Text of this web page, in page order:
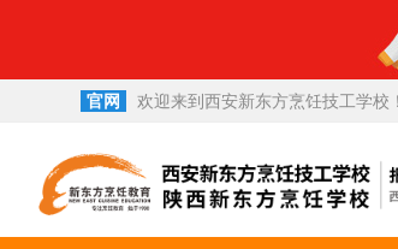
官网 欢迎来到西安新东方烹饪技工学校！